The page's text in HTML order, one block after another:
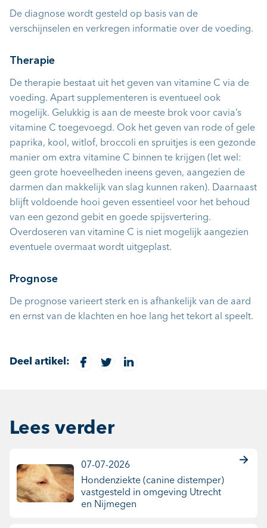
De diagnose wordt gesteld op basis van de
verschijnselen en verkregen informatie over de voeding.
Therapie
De therapie bestaat uit het geven van vitamine C via de
voeding. Apart supplementeren is eventueel ook
mogelijk. Gelukkig is aan de meeste brok voor cavia’s
vitamine C toegevoegd. Ook het geven van rode of gele
paprika, kool, witlof, broccoli en spruitjes is een gezonde
manier om extra vitamine C binnen te krijgen (let wel:
geen grote hoeveelheden ineens geven, aangezien de
darmen dan makkelijk van slag kunnen raken). Daarnaast
blijft voldoende hooi geven essentieel voor het behoud
van een gezond gebit en goede spijsvertering.
Overdoseren van vitamine C is niet mogelijk aangezien
eventuele overmaat wordt uitgeplast.
Prognose
De prognose varieert sterk en is afhankelijk van de aard
en ernst van de klachten en hoe lang het tekort al speelt.
Deel artikel:
Lees verder
07-07-2026
Hondenziekte (canine distemper)
vastgesteld in omgeving Utrecht
en Nijmegen